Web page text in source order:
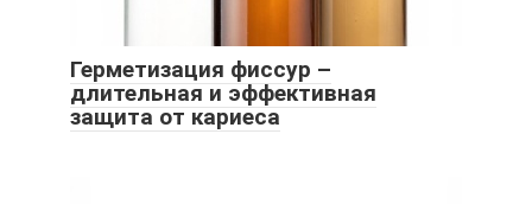
Герметизация фиссур –
длительная и эффективная
защита от кариеса